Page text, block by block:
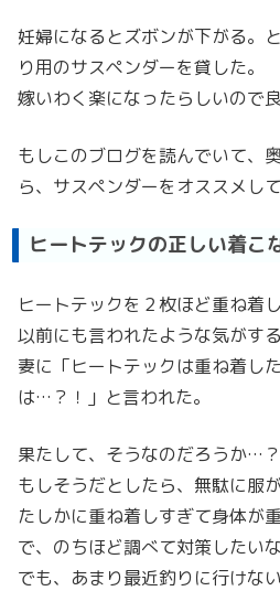
妊婦になるとズボンが下がる。
り用のサスペンダーを貸した。
嫁いわく楽になったらしいので良
もしこのブログを読んでいて、
ら、サスペンダーをオススメし
ヒートテックの正しい着こ
ヒートテックを２枚ほど重ね着
以前にも言われたような気がする
妻に「ヒートテックは重ね着し
は…？！」と言われた。
果たして、そうなのだろうか…？
もしそうだとしたら、無駄に服
たしかに重ね着しすぎて身体が
で、のちほど調べて対策したいな
でも、あまり最近釣りに行けな